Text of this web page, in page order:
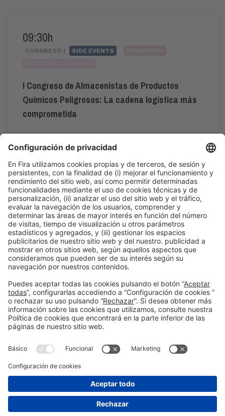
09:30h
CONGRESO | SIDE EVENTS
I Congreso de Almacenistas de Productos
Químicos Peligrosos: La cadena logística más
comprometida
#ADR,#APQ,#GestiónDeRiesgos,#riesgoquímico,
#SegurosIndustriales,#sostenibilidad
Vie 5 09:30h - 13:00h
CC1. ROOM 1.1
Acceso público
Leer más
#EXPOQUIMIA2026
en las redes sociales